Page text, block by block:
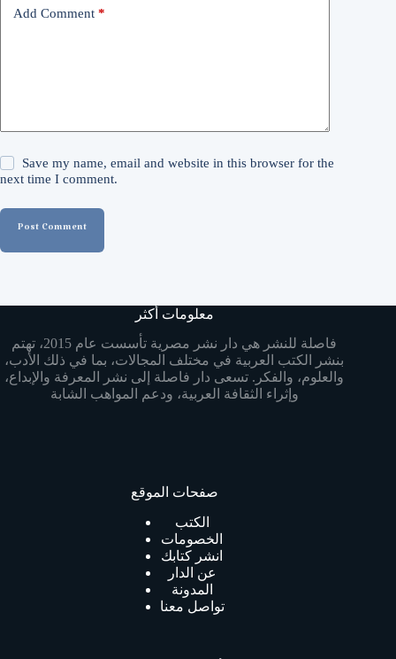
Add Comment *
Save my name, email and website in this browser for the
next time I comment.
Post Comment
معلومات أكثر
فاصلة للنشر هي دار نشر مصرية تأسست عام 2015، تهتم
بنشر الكتب العربية في مختلف المجالات، بما في ذلك الأدب،
والعلوم، والفكر. تسعى دار فاصلة إلى نشر المعرفة والإبداع،
وإثراء الثقافة العربية، ودعم المواهب الشابة
صفحات الموقع
الكتب
الخصومات
انشر كتابك
عن الدار
المدونة
تواصل معنا